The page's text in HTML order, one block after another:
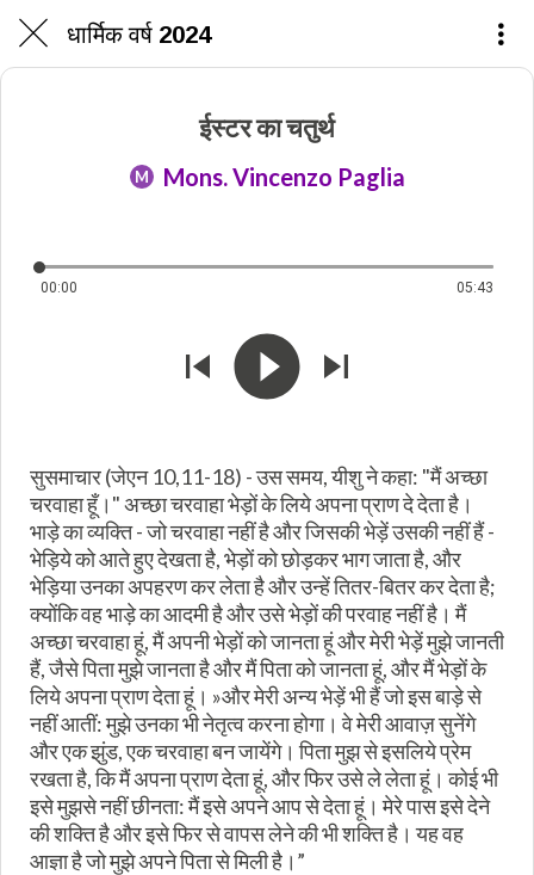
धार्मिक वर्ष 2024
ईस्टर का चतुर्थ
M Mons. Vincenzo Paglia
00:00 05:43
सुसमाचार (जेएन 10,11-18) - उस समय, यीशु ने कहा: "मैं अच्छा
चरवाहा हूँ।" अच्छा चरवाहा भेड़ों के लिये अपना प्राण दे देता है।
भाड़े का व्यक्ति - जो चरवाहा नहीं है और जिसकी भेड़ें उसकी नहीं हैं -
भेड़िये को आते हुए देखता है, भेड़ों को छोड़कर भाग जाता है, और
भेड़िया उनका अपहरण कर लेता है और उन्हें तितर-बितर कर देता है;
क्योंकि वह भाड़े का आदमी है और उसे भेड़ों की परवाह नहीं है। मैं
अच्छा चरवाहा हूं, मैं अपनी भेड़ों को जानता हूं और मेरी भेड़ें मुझे जानती
हैं, जैसे पिता मुझे जानता है और मैं पिता को जानता हूं, और मैं भेड़ों के
लिये अपना प्राण देता हूं। »और मेरी अन्य भेड़ें भी हैं जो इस बाड़े से
नहीं आतीं: मुझे उनका भी नेतृत्व करना होगा। वे मेरी आवाज़ सुनेंगे
और एक झुंड, एक चरवाहा बन जायेंगे। पिता मुझ से इसलिये प्रेम
रखता है, कि मैं अपना प्राण देता हूं, और फिर उसे ले लेता हूं। कोई भी
इसे मुझसे नहीं छीनता: मैं इसे अपने आप से देता हूं। मेरे पास इसे देने
की शक्ति है और इसे फिर से वापस लेने की भी शक्ति है। यह वह
आज्ञा है जो मुझे अपने पिता से मिली है।”